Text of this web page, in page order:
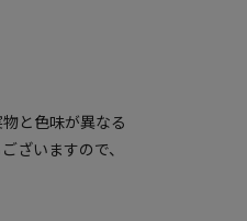
と色味が異なる
ざいますので、